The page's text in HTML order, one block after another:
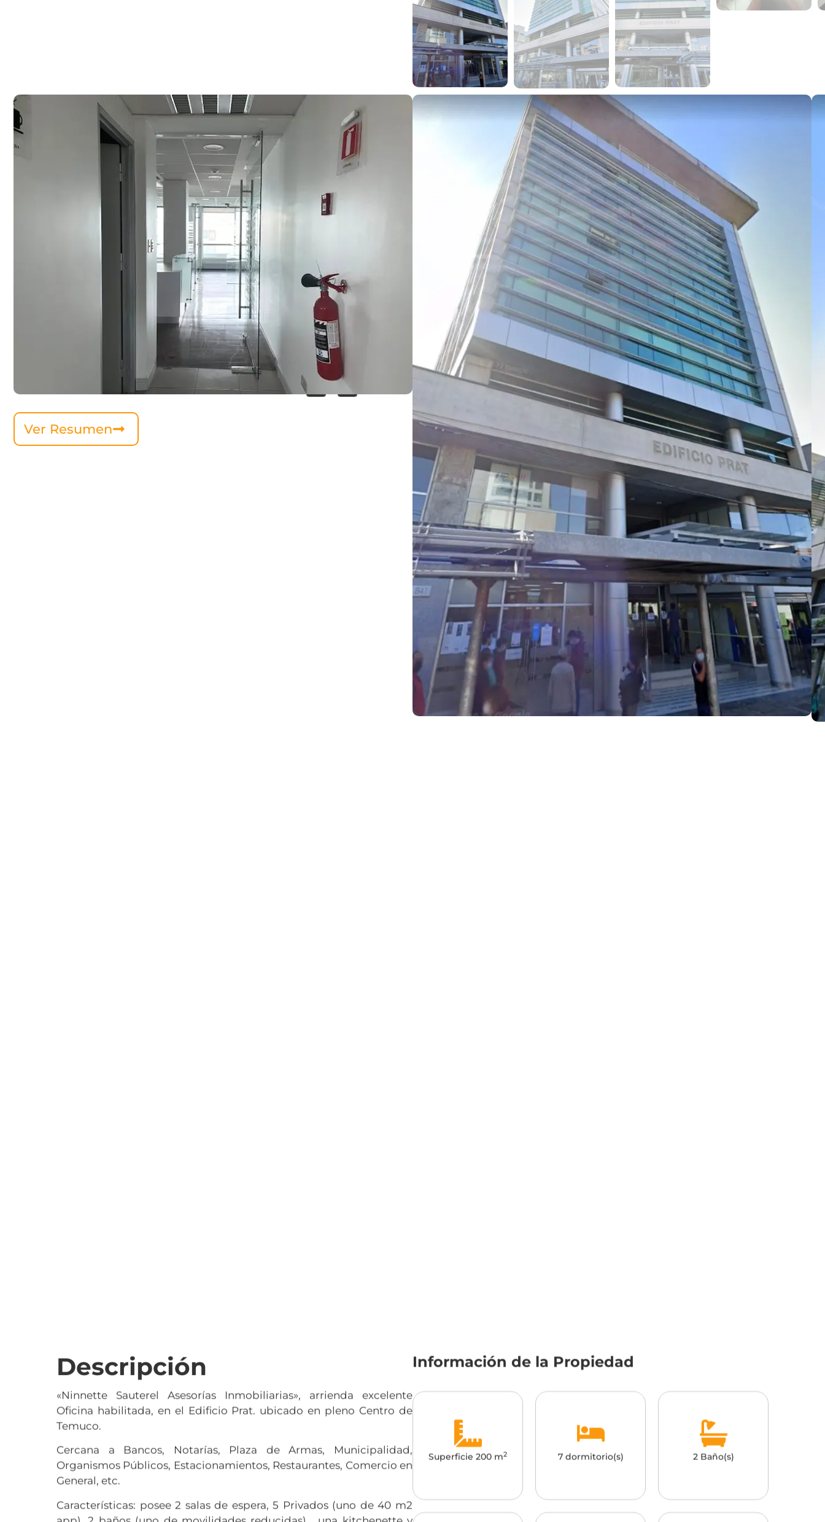
Arriendo excelente Oficina de 200
m2, en Edificio Prat , en el Centro
de Temuco
Ver Resumen
Descripción
«Ninnette Sauterel Asesorías Inmobiliarias», arrienda excelente
Oficina habilitada, en el Edificio Prat. ubicado en pleno Centro de
Temuco.
Cercana a Bancos, Notarías, Plaza de Armas, Municipalidad,
Organismos Públicos, Estacionamientos, Restaurantes, Comercio en
General, etc.
Características: posee 2 salas de espera, 5 Privados (uno de 40 m2
Información de la Propiedad
Superficie 200 m2 7 dormitorio(s) 2 Baño(s)